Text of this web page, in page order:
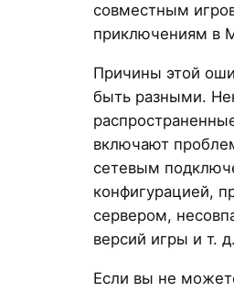
совместным
приключениям в
Причины этой
быть разными.
включают
сетевым
конфигурацией,
сервером,
версий игры и т. д.
Если вы не